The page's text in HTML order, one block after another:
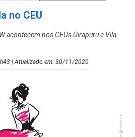
no CEU
acontecem nos CEUs Uirapuru e Vila
| Atualizado em: 30/11/2020